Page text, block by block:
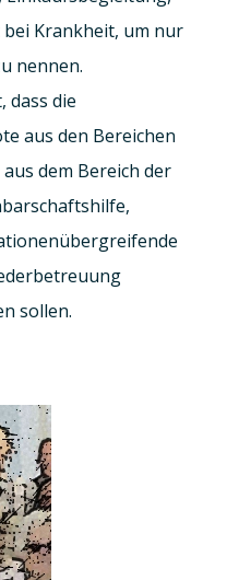
Krankheit, um nur
nennen.
dass die
aus den Bereichen
dem Bereich der
sollen.